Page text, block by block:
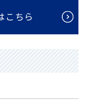
こちら